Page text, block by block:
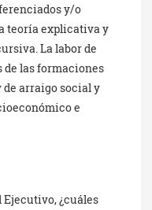
y/o
teoría explicativa y
La labor de
las formaciones
arraigo social y
e
¿cuáles